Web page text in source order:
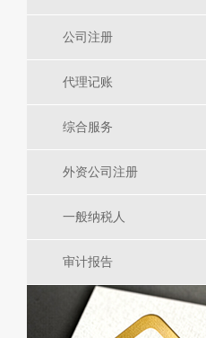
公司注册
代理记账
综合服务
外资公司注册
一般纳税人
审计报告